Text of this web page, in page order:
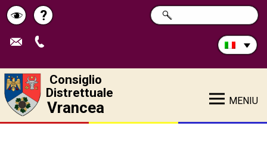
Schimbă
contrastul
Pagina
de
?
Cerca
nel
RICERCA
Consiglio
Distrettuale
Vrancea MENIU